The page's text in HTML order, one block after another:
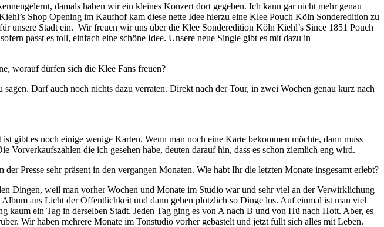
damals haben wir ein kleines Konzert dort gegeben. Ich kann gar nicht mehr genau
Shop Opening im Kaufhof kam diese nette Idee hierzu eine Klee Pouch Köln Sonderedition zu
unsere Stadt ein. Wir freuen wir uns über die Klee Sonderedition Köln Kiehl’s Since 1851 Pouch
passt es toll, einfach eine schöne Idee. Unsere neue Single gibt es mit dazu in
worauf dürfen sich die Klee Fans freuen?
Darf auch noch nichts dazu verraten. Direkt nach der Tour, in zwei Wochen genau kurz nach
gibt es noch einige wenige Karten. Wenn man noch eine Karte bekommen möchte, dann muss
Vorverkaufszahlen die ich gesehen habe, deuten darauf hin, dass es schon ziemlich eng wird.
Presse sehr präsent in den vergangen Monaten. Wie habt Ihr die letzten Monate insgesamt erlebt?
Dingen, weil man vorher Wochen und Monate im Studio war und sehr viel an der Verwirklichung
ans Licht der Öffentlichkeit und dann gehen plötzlich so Dinge los. Auf einmal ist man viel
kaum ein Tag in derselben Stadt. Jeden Tag ging es von A nach B und von Hü nach Hott. Aber, es
Wir haben mehrere Monate im Tonstudio vorher gebastelt und jetzt füllt sich alles mit Leben.